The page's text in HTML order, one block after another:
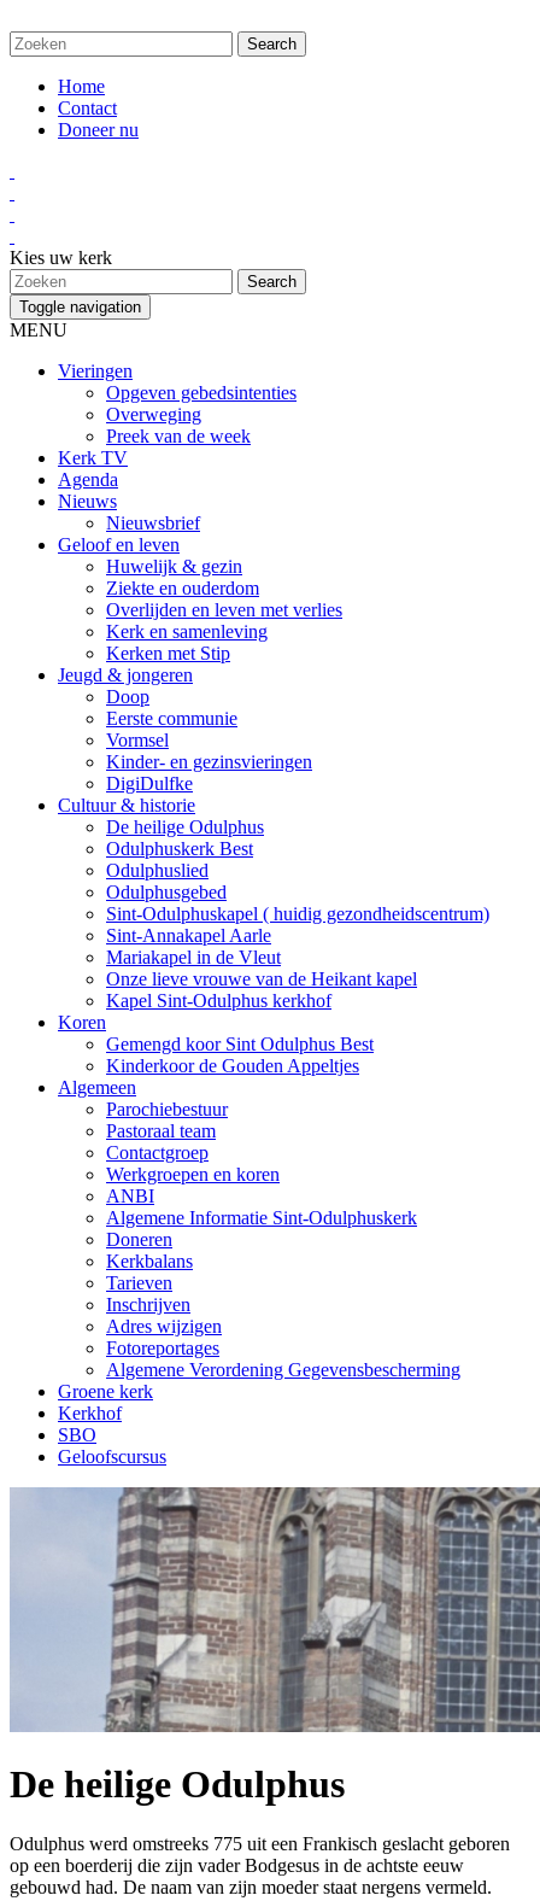
Home
Contact
Doneer nu
Kies uw kerk
Toggle navigation
MENU
Vieringen
Opgeven gebedsintenties
Overweging
Preek van de week
Kerk TV
Agenda
Nieuws
Nieuwsbrief
Geloof en leven
Huwelijk & gezin
Ziekte en ouderdom
Overlijden en leven met verlies
Kerk en samenleving
Kerken met Stip
Jeugd & jongeren
Doop
Eerste communie
Vormsel
Kinder- en gezinsvieringen
DigiDulfke
Cultuur & historie
De heilige Odulphus
Odulphuskerk Best
Odulphuslied
Odulphusgebed
Sint-Odulphuskapel ( huidig gezondheidscentrum)
Sint-Annakapel Aarle
Mariakapel in de Vleut
Onze lieve vrouwe van de Heikant kapel
Kapel Sint-Odulphus kerkhof
Koren
Gemengd koor Sint Odulphus Best
Kinderkoor de Gouden Appeltjes
Algemeen
Parochiebestuur
Pastoraal team
Contactgroep
Werkgroepen en koren
ANBI
Algemene Informatie Sint-Odulphuskerk
Doneren
Kerkbalans
Tarieven
Inschrijven
Adres wijzigen
Fotoreportages
Algemene Verordening Gegevensbescherming
Groene kerk
Kerkhof
SBO
Geloofscursus
De heilige Odulphus
Odulphus werd omstreeks 775 uit een Frankisch geslacht geboren
op een boerderij die zijn vader Bodgesus in de achtste eeuw
gebouwd had. De naam van zijn moeder staat nergens vermeld.